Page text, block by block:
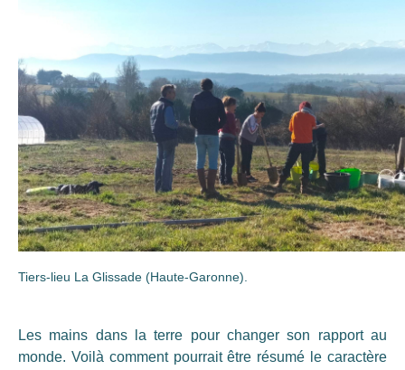
Tiers-lieu La Glissade (Haute-Garonne).
Les mains dans la terre pour changer son rapport au
monde. Voilà comment pourrait être résumé le caractère